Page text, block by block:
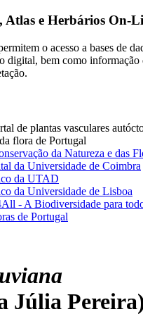
Atlas e Herbários On-
o acesso a bases de
digital, bem como informação
de plantas vasculares
flora de Portugal
da Natureza e das
da Universidade de Coimbra
da UTAD
da Universidade de Lisboa
- A Biodiversidade para
de Portugal
Júlia